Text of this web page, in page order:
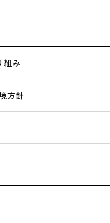
つ
グ
組み
方針
企業情報
次の安心
是に掲げ、
えてきました。
管理まで。